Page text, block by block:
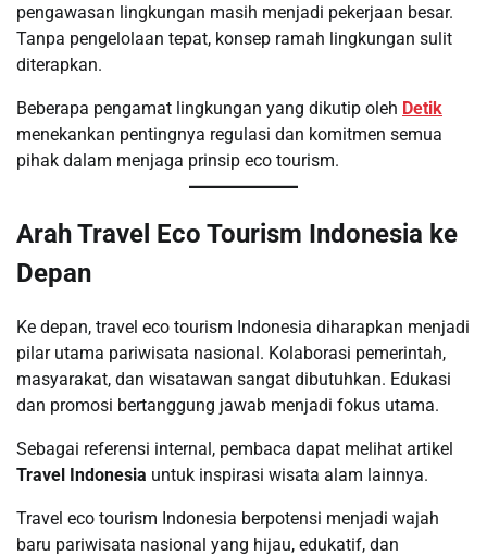
pengawasan lingkungan masih menjadi pekerjaan besar.
Tanpa pengelolaan tepat, konsep ramah lingkungan sulit
diterapkan.
Beberapa pengamat lingkungan yang dikutip oleh Detik
menekankan pentingnya regulasi dan komitmen semua
pihak dalam menjaga prinsip eco tourism.
Arah Travel Eco Tourism Indonesia ke
Depan
Ke depan, travel eco tourism Indonesia diharapkan menjadi
pilar utama pariwisata nasional. Kolaborasi pemerintah,
masyarakat, dan wisatawan sangat dibutuhkan. Edukasi
dan promosi bertanggung jawab menjadi fokus utama.
Sebagai referensi internal, pembaca dapat melihat artikel
Travel Indonesia untuk inspirasi wisata alam lainnya.
Travel eco tourism Indonesia berpotensi menjadi wajah
baru pariwisata nasional yang hijau, edukatif, dan